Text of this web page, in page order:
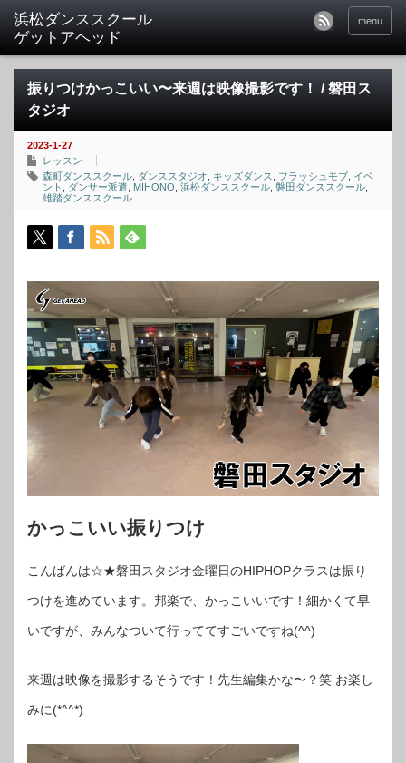
menu
振りつけかっこいい〜来週は映像撮影です！ / 磐田ス
タジオ
2023-1-27
レッスン
森町ダンススクール ダンススタジオ キッズダンス フラッシュモブ イベ
ント
ダンサー派遣 MIHONO 浜松ダンススクール 磐田ダンススクール
雄踏ダンススクール
かっこいい振りつけ
こんばんは☆★磐田スタジオ金曜日のHIPHOPクラスは振り
つけを進めています。邦楽で、かっこいいです！細かくて早
いですが、みんなついて行っててすごいですね(^^)
来週は映像を撮影するそうです！先生編集かな〜？笑 お楽し
みに(*^^*)